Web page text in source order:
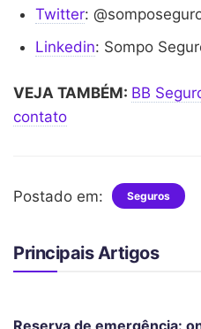
Twitter:
Linkedin: Sompo
VEJA TAMBÉM: BB
contato
Postado em: Seguros
Principais Artigos
Reserva de emergência: